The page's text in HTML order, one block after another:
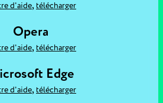
d'aide, télécharger
Opera
d'aide, télécharger
Edge
d'aide, télécharger